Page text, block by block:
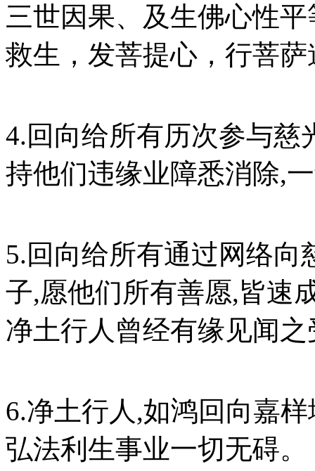
三世因果、及生佛心性
救生，发菩提心，行菩萨
4.回向给所有历次参与慈
持他们违缘业障悉消除,
5.回向给所有通过网络
子,愿他们所有善愿,皆速
净土行人曾经有缘见闻
6.净土行人,如鸿回向嘉
弘法利生事业一切无碍。